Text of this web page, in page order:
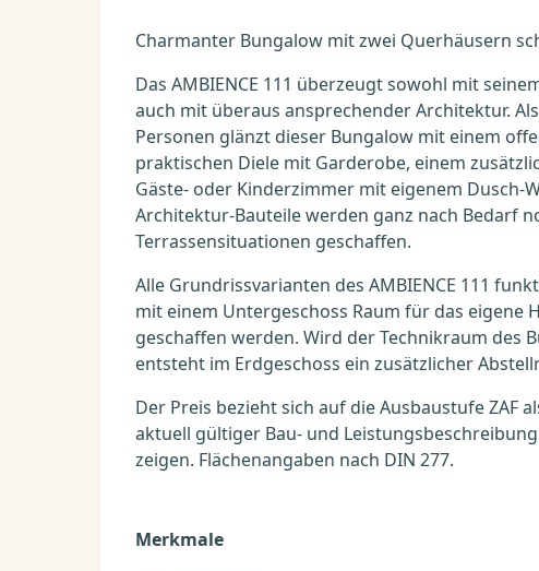
Charmanter Bungalow mit zwei Querhäusern
Das AMBIENCE 111 überzeugt sowohl mit
auch mit überaus ansprechender Architektur.
Personen glänzt dieser Bungalow mit einem
praktischen Diele mit Garderobe, einem
Gäste- oder Kinderzimmer mit eigenem Dusch-
Architektur-Bauteile werden ganz nach Bedarf
Terrassensituationen geschaffen.
Alle Grundrissvarianten des AMBIENCE 111
mit einem Untergeschoss Raum für das eigene
geschaffen werden. Wird der Technikraum des
entsteht im Erdgeschoss ein zusätzlicher
Der Preis bezieht sich auf die Ausbaustufe ZAF
aktuell gültiger Bau- und
zeigen. Flächenangaben nach DIN 277.
Merkmale